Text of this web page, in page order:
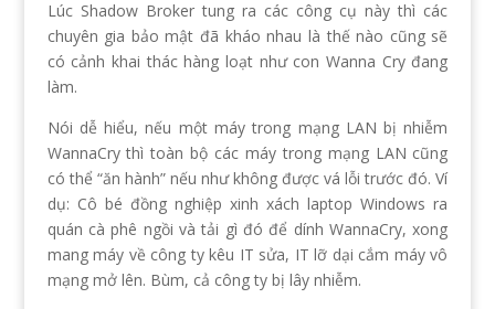
Lúc Shadow Broker tung ra các công cụ này thì các
chuyên gia bảo mật đã kháo nhau là thế nào cũng sẽ
có cảnh khai thác hàng loạt như con Wanna Cry đang
làm.
Nói dễ hiểu, nếu một máy trong mạng LAN bị nhiễm
WannaCry thì toàn bộ các máy trong mạng LAN cũng
có thể “ăn hành” nếu như không được vá lỗi trước đó. Ví
dụ: Cô bé đồng nghiệp xinh xách laptop Windows ra
quán cà phê ngồi và tải gì đó để dính WannaCry, xong
mang máy về công ty kêu IT sửa, IT lỡ dại cắm máy vô
mạng mở lên. Bùm, cả công ty bị lây nhiễm.